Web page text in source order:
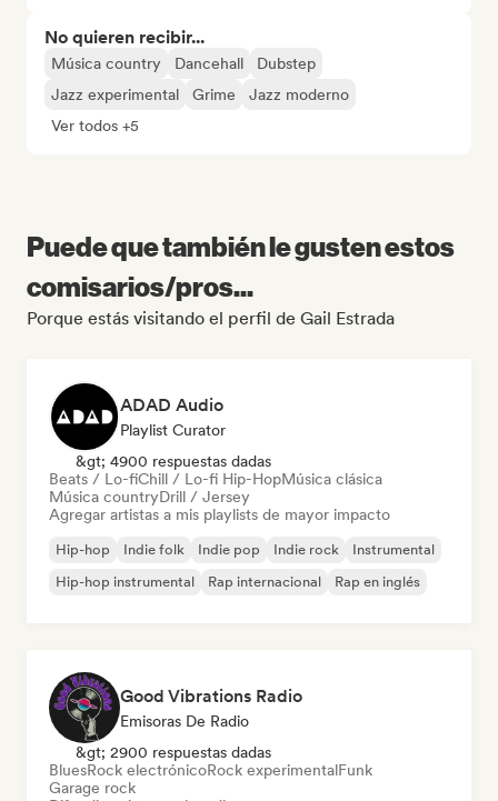
No quieren recibir...
Música country Dancehall
Dubstep
Jazz experimental
Grime
Jazz moderno
Ver todos +5
Puede que también le gusten estos
comisarios/pros...
Porque estás visitando el perfil de Gail Estrada
ADAD Audio
Playlist Curator
&gt; 4900 respuestas dadas
Beats / Lo-fiChill / Lo-fi Hip-HopMúsica clásica
Música countryDrill / Jersey
Agregar artistas a mis playlists de mayor impacto
Hip-hop Indie folk Indie pop Indie rock
Instrumental
Hip-hop instrumental
Rap internacional Rap en inglés
Good Vibrations Radio
Emisoras De Radio
&gt; 2900 respuestas dadas
BluesRock electrónicoRock experimentalFunk
Garage rock